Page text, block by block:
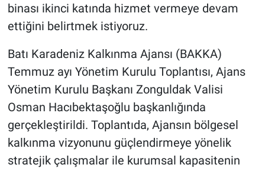
binası ikinci katında hizmet vermeye devam
ettiğini belirtmek istiyoruz.
Batı Karadeniz Kalkınma Ajansı (BAKKA)
Temmuz ayı Yönetim Kurulu Toplantısı, Ajans
Yönetim Kurulu Başkanı Zonguldak Valisi
Osman Hacıbektaşoğlu başkanlığında
gerçekleştirildi. Toplantıda, Ajansın bölgesel
kalkınma vizyonunu güçlendirmeye yönelik
stratejik çalışmalar ile kurumsal kapasitenin